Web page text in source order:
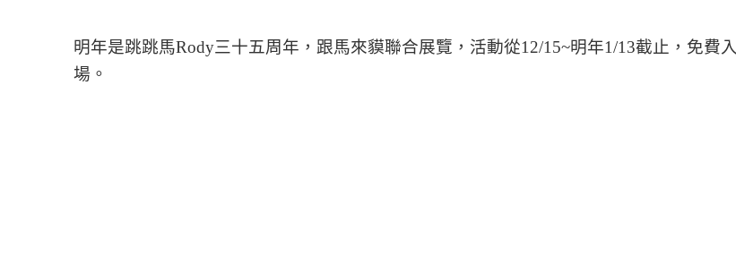
明年是跳跳馬Rody三十五周年，跟馬來貘聯合展覽，活動從12/15~明年1/13截止，免費入
場。